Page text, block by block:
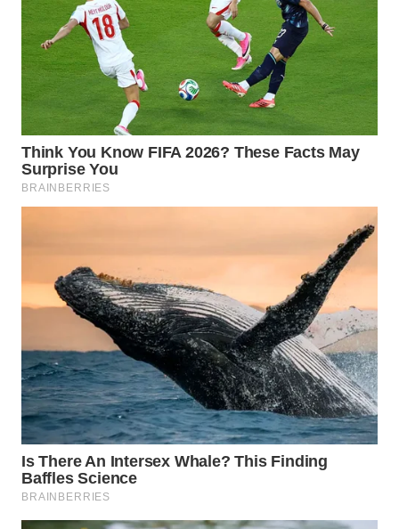
WN
BEKASI
WN
BOGOR
WN
TAPANULI
UTARA
SAMOSIR
WN
PADANG
LAWAS
WN
SUMEDANG